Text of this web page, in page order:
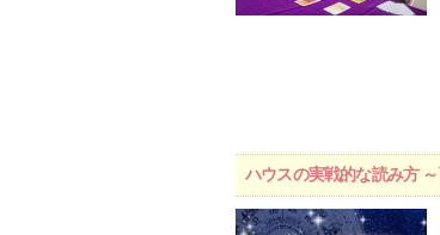
ハウスの実戦的な読み方